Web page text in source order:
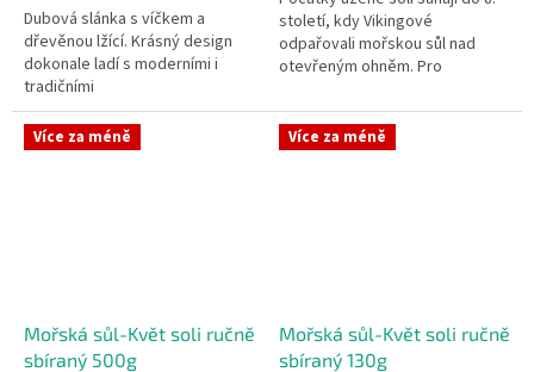
Dubová slánka s víčkem a
dřevěnou lžící. Krásný design
dokonale ladí s moderními i
tradičními
interiéry.rozměry:průměr (vnější
část): 10,2 cmvýška: 5,8
cmvnitřní průměrl: 7,2...
století, kdy Vikingové
odpařovali mořskou sůl nad
otevřeným ohněm. Pro
spolupracujeme s firmou
vyrábějící nejlepší...
Více za méně
Mořská sůl-Květ soli ručně
sbíraný 500g
Více za méně
Mořská sůl-Květ soli ručně
sbíraný 130g